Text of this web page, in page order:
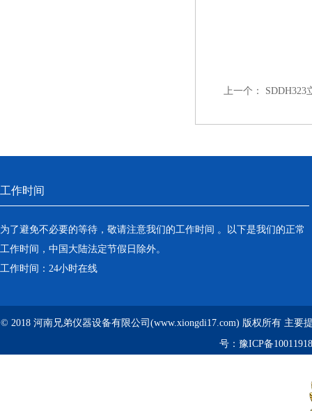
上一个： SDDH323
工作时间
为了避免不必要的等待，敬请注意我们的工作时间 。以下是我们的正常
工作时间，中国大陆法定节假日除外。
工作时间：24小时在线
© 2018 河南兄弟仪器设备有限公司(www.xiongdi17.com) 版权所有 主要
号： 豫ICP备